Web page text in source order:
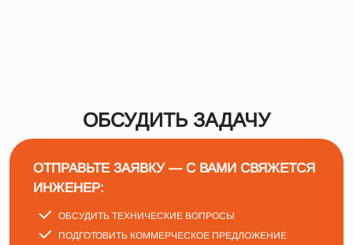
ОБСУДИТЬ ЗАДАЧУ
ОТПРАВЬТЕ ЗАЯВКУ — С ВАМИ СВЯЖЕТСЯ
ИНЖЕНЕР:
ОБСУДИТЬ ТЕХНИЧЕСКИЕ ВОПРОСЫ
ПОДГОТОВИТЬ КОММЕРЧЕСКОЕ ПРЕДЛОЖЕНИЕ